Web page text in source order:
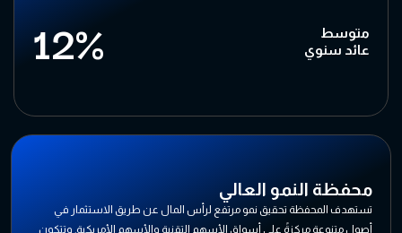
متوسط
عائد سنوي
12%
محفظة النمو العالي
تستهدف المحفظة تحقيق نمو مرتفع لرأس المال عن طريق الاستثمار في
أصول متنوعة مركزةً على أسواق الأسهم التقنية والأسهم الأمريكية. وتتكون